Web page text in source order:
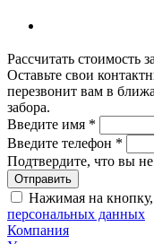
Рассчитать стоимость
Оставьте свои
перезвонит вам в
забора.
Введите имя *
Введите телефон *
Подтвердите, что вы
Нажимая на кнопку,
персональных данных
Компания